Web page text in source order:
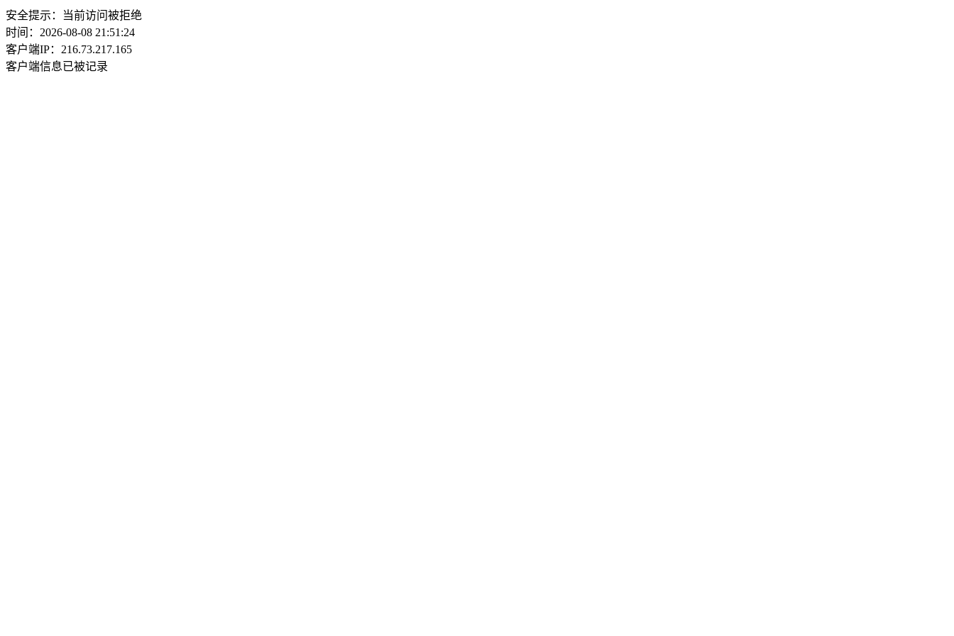
安全提示：当前访问被拒绝
时间：2026-08-08 21:51:24
客户端IP：216.73.217.165
客户端信息已被记录